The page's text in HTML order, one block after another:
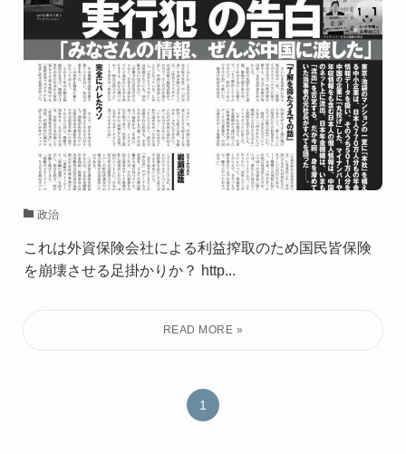
政治
これは外資保険会社による利益搾取のため国民皆保険
を崩壊させる足掛かりか？ http...
1